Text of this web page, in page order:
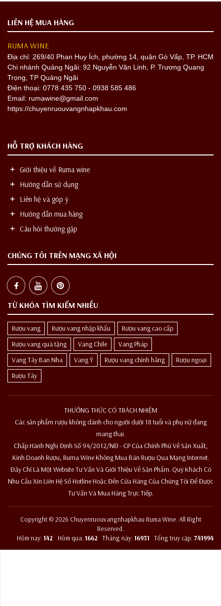
LIÊN HỆ MUA HÀNG
RUMA WINE
Địa chỉ: 269/40 Phan Huy Ích, phường 14, quận Gò Vấp, TP. HCM
Chi nhánh Quảng Ngãi: 92 Nguyễn Văn Linh, P. Trương Quang
Trọng, TP Quảng Ngãi
Điện thoại: 0778 435 750 - 0938 585 486
Email: rumawine@gmail.com
https://chuyenruouvangnhapkhau.com
HỖ TRỢ KHÁCH HÀNG
Giới thiệu về Ruma wine
Hướng dẫn sử dụng
Liên hệ và góp ý
Hướng dẫn mua hàng
Câu hỏi thường gặp
CHÚNG TÔI TRÊN MẠNG XÃ HỘI
TỪ KHÓA TÌM KIẾM NHIỀU
Rượu vang Rượu vang nhập khẩu
Rượu vang cao cấp
Rượu vang quà tặng
Vang Chile
Vang Pháp
Vang Tây Ban Nha
Vang Ý Rượu vang chính hãng
Rượu ngoại
Rượu Tây
THƯỞNG THỨC CÓ TRÁCH NHIỆM
Các sản phẩm rượu không dành cho người dưới 18 tuổi và phụ nữ đang
mang thai.
Chấp Hành Nghị Định Số 94/2012/NĐ - CP Của Chính Phủ Về Sản Xuất,
Kinh Doanh Rượu, Ruma Wine Không Mua Bán Rượu Qua Mạng Internet.
Đây Chỉ Là Một Website Tư Vấn Và Giới Thiệu Về Sản Phẩm. Quý Khách Có
Nhu Cầu Xin Liên Hệ Số Hotline Hoặc Đến Cửa Hàng Của Chúng Tôi Để Được
Tư Vấn Và Mua Hàng Trực Tiếp.
Copyright © 2026 Chuyenruouvangnhapkhau Ruma Wine. All Right
Reserved.
Hôm nay: 142 Hôm qua: 1662 Tháng này: 16931 Tổng truy cập: 741994